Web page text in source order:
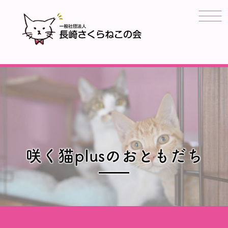
咲く猫plusのおともだち